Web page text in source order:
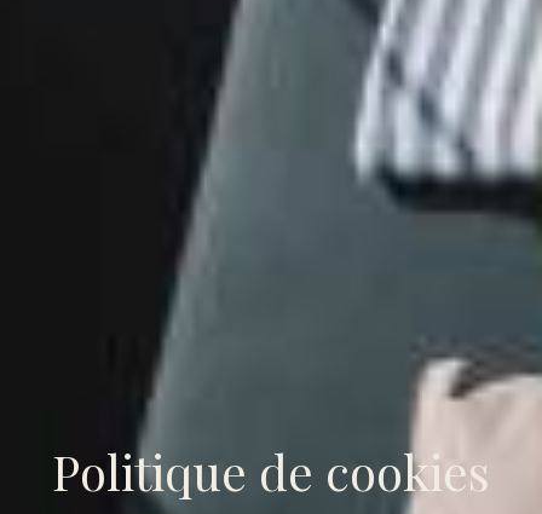
Politique de cookies